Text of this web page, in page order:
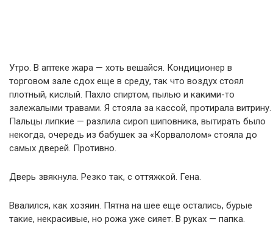
Утро. В аптеке жара — хоть вешайся. Кондиционер в
торговом зале сдох еще в среду, так что воздух стоял
плотный, кислый. Пахло спиртом, пылью и какими-то
залежалыми травами. Я стояла за кассой, протирала витрину.
Пальцы липкие — разлила сироп шиповника, вытирать было
некогда, очередь из бабушек за «Корвалолом» стояла до
самых дверей. Противно.
Дверь звякнула. Резко так, с оттяжкой. Гена.
Ввалился, как хозяин. Пятна на шее еще остались, бурые
такие, некрасивые, но рожа уже сияет. В руках — папка.